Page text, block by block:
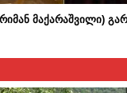
მაქარაშვილი)